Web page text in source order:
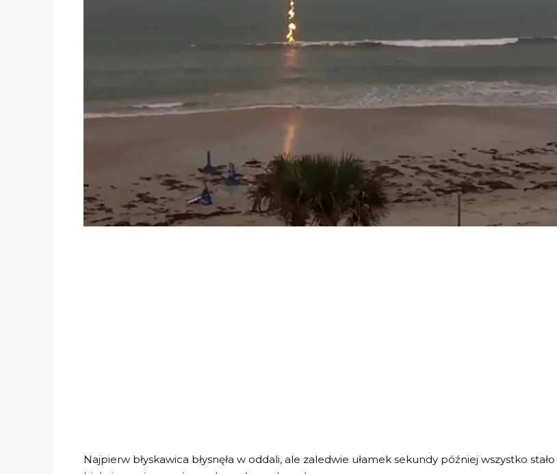
Najpierw błyskawica błysnęła w oddali, ale zaledwie ułamek sekundy później wszystko stało